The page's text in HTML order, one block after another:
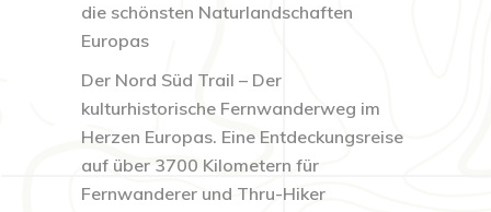
die schönsten Naturlandschaften
Europas
Der Nord Süd Trail – Der
kulturhistorische Fernwanderweg im
Herzen Europas. Eine Entdeckungsreise
auf über 3700 Kilometern für
Fernwanderer und Thru-Hiker